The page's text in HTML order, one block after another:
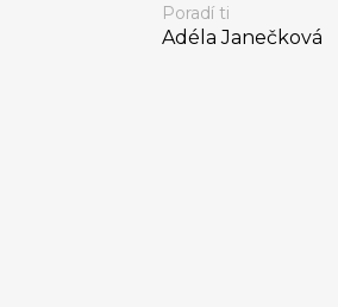
Poradí ti
Adéla Janečková